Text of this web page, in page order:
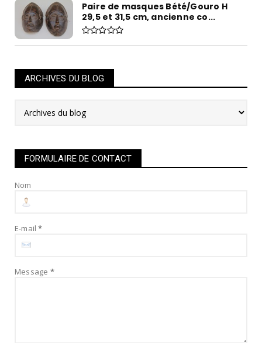
Paire de masques Bété/Gouro H
29,5 et 31,5 cm, ancienne co...
ARCHIVES DU BLOG
FORMULAIRE DE CONTACT
Nom
E-mail*
Message *